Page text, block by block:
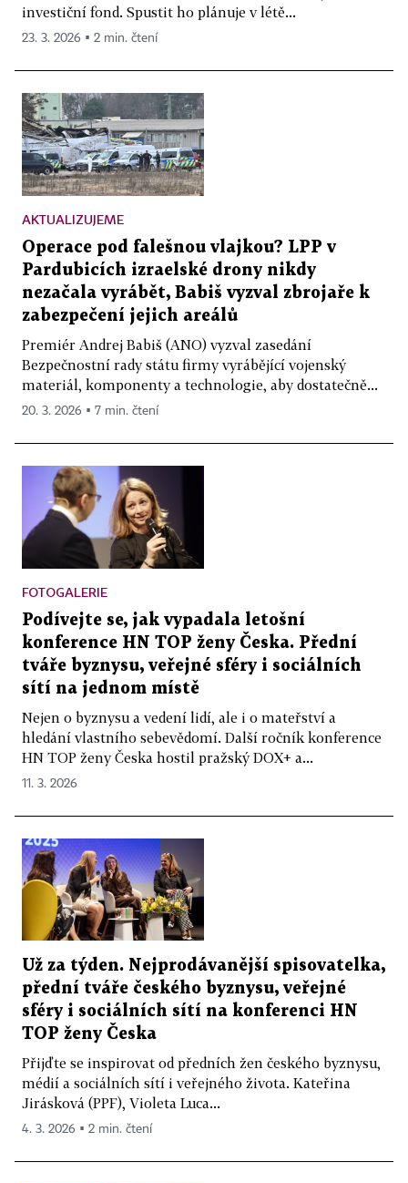
investiční fond. Spustit ho plánuje v létě...
23. 3. 2026 ▪ 2 min. čtení
AKTUALIZUJEME
Operace pod falešnou vlajkou? LPP v
Pardubicích izraelské drony nikdy
nezačala vyrábět, Babiš vyzval zbrojaře k
zabezpečení jejich areálů
Premiér Andrej Babiš (ANO) vyzval zasedání
Bezpečnostní rady státu firmy vyrábějící vojenský
materiál, komponenty a technologie, aby dostatečně...
20. 3. 2026 ▪ 7 min. čtení
FOTOGALERIE
Podívejte se, jak vypadala letošní
konference HN TOP ženy Česka. Přední
tváře byznysu, veřejné sféry i sociálních
sítí na jednom místě
Nejen o byznysu a vedení lidí, ale i o mateřství a
hledání vlastního sebevědomí. Další ročník konference
HN TOP ženy Česka hostil pražský DOX+ a...
11. 3. 2026
Už za týden. Nejprodávanější spisovatelka,
přední tváře českého byznysu, veřejné
sféry i sociálních sítí na konferenci HN
TOP ženy Česka
Přijďte se inspirovat od předních žen českého byznysu,
médií a sociálních sítí i veřejného života. Kateřina
Jirásková (PPF), Violeta Luca...
4. 3. 2026 ▪ 2 min. čtení